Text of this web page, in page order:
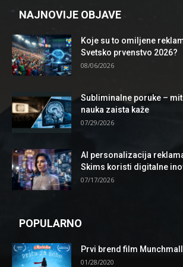
NAJNOVIJE OBJAVE
Koje su to omiljene
Svetsko prvenstvo 2026?
08/06/2026
Subliminalne poruke –
nauka zaista kaže
07/29/2026
AI personalizacija
Skims koristi digitalne
07/17/2026
POPULARNO
Prvi brend film
01/28/2020